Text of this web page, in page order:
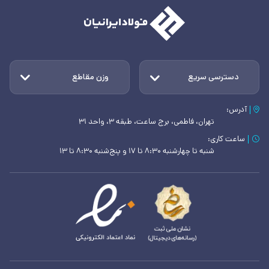
دسترسی سریع وزن مقاطع
آدرس:
تهران، فاطمی، برج ساعت، طبقه ۳، واحد ۳۱
ساعت کاری:
شنبه تا چهارشنبه ۸:۳۰ تا ۱۷ و پنج‌شنبه ۸:۳۰ تا ۱۳